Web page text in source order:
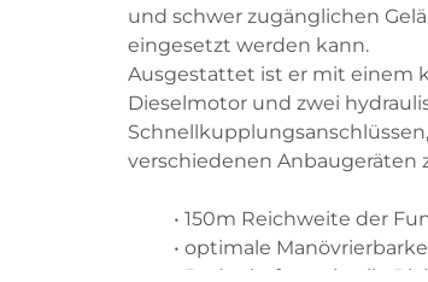
und schwer zugänglichen
eingesetzt werden kann.
Ausgestattet ist er mit einem
Dieselmotor und zwei
verschiedenen Anbaugeräten
150m Reichweite der
optimale
Bodenhaftung in alle